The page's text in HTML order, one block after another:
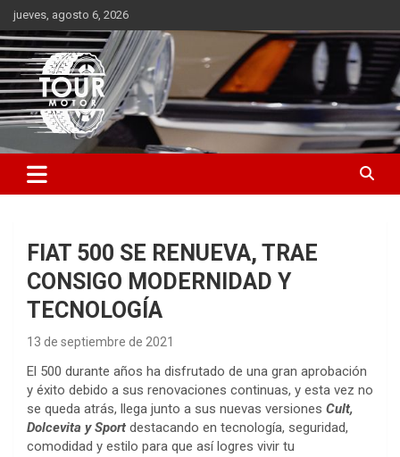
Saltar
al
contenido
jueves, agosto 6, 2026
Tour Motor
Plataforma de contenido audiovisual para el sector automotriz
FIAT 500 SE RENUEVA, TRAE
CONSIGO MODERNIDAD Y
TECNOLOGÍA
13 de septiembre de 2021
El 500 durante años ha disfrutado de una gran aprobación
y éxito debido a sus renovaciones continuas, y esta vez no
se queda atrás, llega junto a sus nuevas versiones Cult,
Dolcevita y Sport destacando en tecnología, seguridad,
comodidad y estilo para que así logres vivir tu